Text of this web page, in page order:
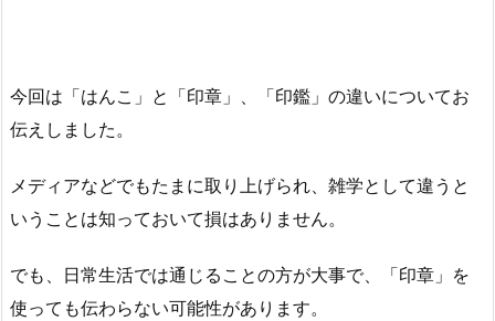
今回は「はんこ」と「印章」、「印鑑」の違いについてお
伝えしました。
メディアなどでもたまに取り上げられ、雑学として違うと
いうことは知っておいて損はありません。
でも、日常生活では通じることの方が大事で、「印章」を
使っても伝わらない可能性があります。